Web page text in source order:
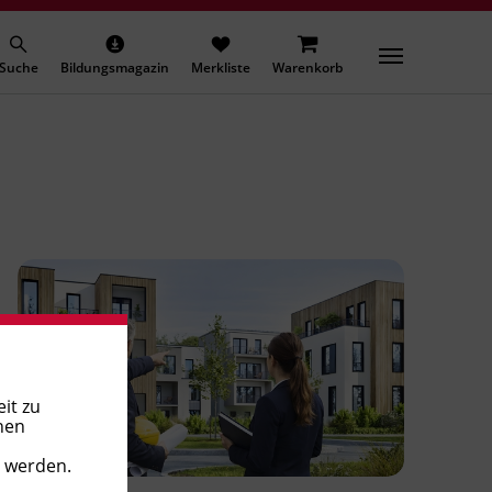
Suche Bildungsmagazin Merkliste Warenkorb
zu